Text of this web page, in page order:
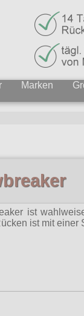
Marken
ist
ist mit einer